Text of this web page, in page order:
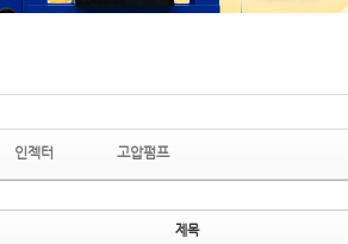
인젝터 고압펌프
제목